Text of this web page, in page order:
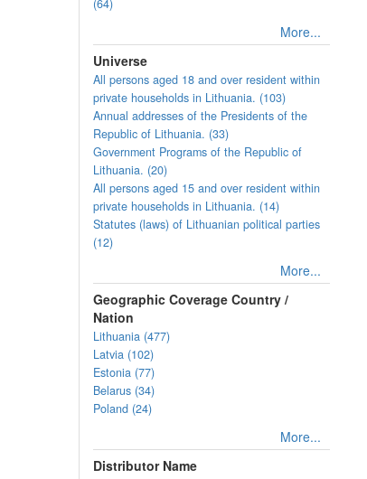
(64)
More...
Universe
All persons aged 18 and over resident within
private households in Lithuania. (103)
Annual addresses of the Presidents of the
Republic of Lithuania. (33)
Government Programs of the Republic of
Lithuania. (20)
All persons aged 15 and over resident within
private households in Lithuania. (14)
Statutes (laws) of Lithuanian political parties
(12)
More...
Geographic Coverage Country /
Nation
Lithuania (477)
Latvia (102)
Estonia (77)
Belarus (34)
Poland (24)
More...
Distributor Name